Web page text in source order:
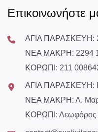
Επικοινωνήστε
ΑΓΙΑ ΠΑΡΑΣΚΕΥΗ:
ΝΕΑ ΜΑΚΡΗ: 2294
ΚΟΡΩΠΙ: 211
ΑΓΙΑ ΠΑΡΑΣΚΕΥΗ:
ΝΕΑ ΜΑΚΡΗ: Λ.
ΚΟΡΩΠΙ: Λεωφόρος